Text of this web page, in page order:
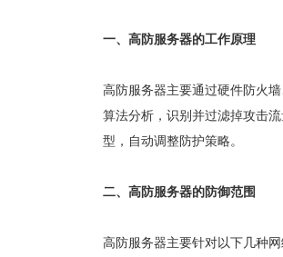
一、 高防服务器的工作原理
高防服务器主要通过硬件防火
算法分析，识别并过滤掉攻击
型，自动调整防护策略。
二、 高防服务器的防御范围
高防服务器主要针对以下几种